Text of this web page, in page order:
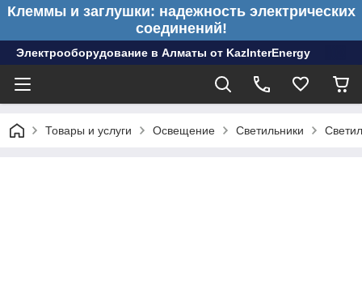
Клеммы и заглушки: надежность электрических
соединений!
Электрооборудование в Алматы от KazInterEnergy
Товары и услуги Освещение Светильники